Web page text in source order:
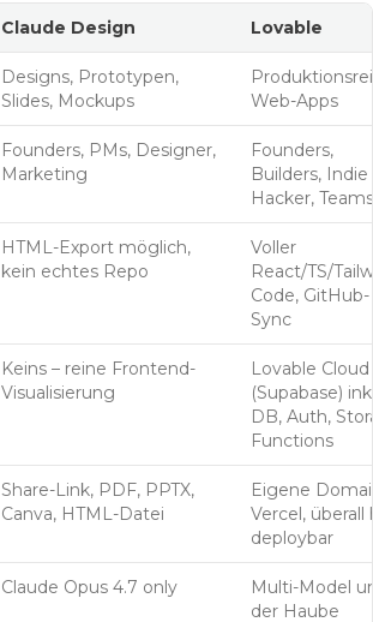
Claude Design Lovable
Designs, Prototypen,
Slides, Mockups
Web-Apps
Founders, PMs, Designer,
Marketing
Founders,
Builders, Indie
Hacker, Teams
HTML-Export möglich,
kein echtes Repo
Voller
React/TS/
Code, GitHub-
Sync
Keins – reine Frontend-
Visualisierung
Lovable Cloud
(Supabase)
DB, Auth,
Functions
Share-Link, PDF, PPTX,
Canva, HTML-Datei
Eigene
Vercel, überall
deploybar
Claude Opus 4.7 only
Multi-Model
der Haube